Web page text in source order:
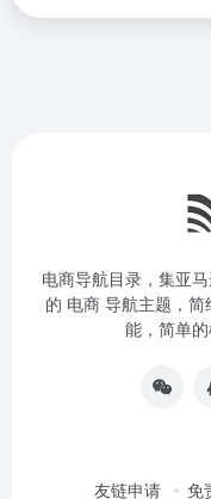
电商导航目录，集亚
的 电商 导航主题，
能，简单
友链申请 免